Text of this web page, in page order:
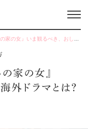
ま観るべき、おしゃれな海外ドラマとは？ #14
家の女』
外ドラマとは？